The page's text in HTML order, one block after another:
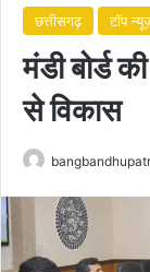
छत्तीसगढ़ टॉप
मंडी बोर्ड
से विकास